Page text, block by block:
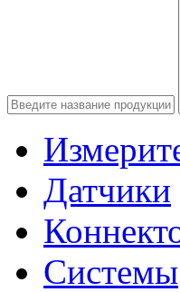
Датчики
Системы